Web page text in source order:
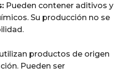
Pueden contener aditivos y
Su producción no se
productos de origen
Pueden ser